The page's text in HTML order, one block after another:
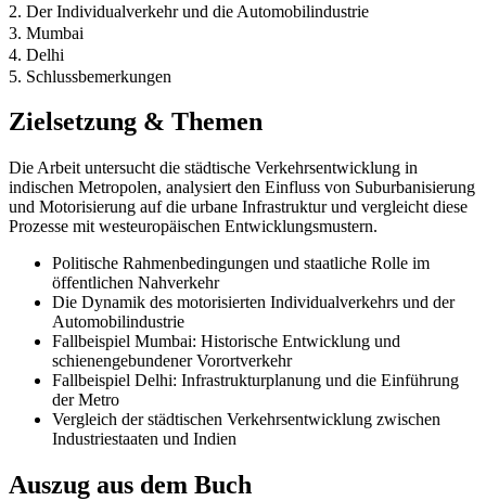
2. Der Individualverkehr und die Automobilindustrie
3. Mumbai
4. Delhi
5. Schlussbemerkungen
Zielsetzung & Themen
Die Arbeit untersucht die städtische Verkehrsentwicklung in
indischen Metropolen, analysiert den Einfluss von Suburbanisierung
und Motorisierung auf die urbane Infrastruktur und vergleicht diese
Prozesse mit westeuropäischen Entwicklungsmustern.
Politische Rahmenbedingungen und staatliche Rolle im
öffentlichen Nahverkehr
Die Dynamik des motorisierten Individualverkehrs und der
Automobilindustrie
Fallbeispiel Mumbai: Historische Entwicklung und
schienengebundener Vorortverkehr
Fallbeispiel Delhi: Infrastrukturplanung und die Einführung
der Metro
Vergleich der städtischen Verkehrsentwicklung zwischen
Industriestaaten und Indien
Auszug aus dem Buch